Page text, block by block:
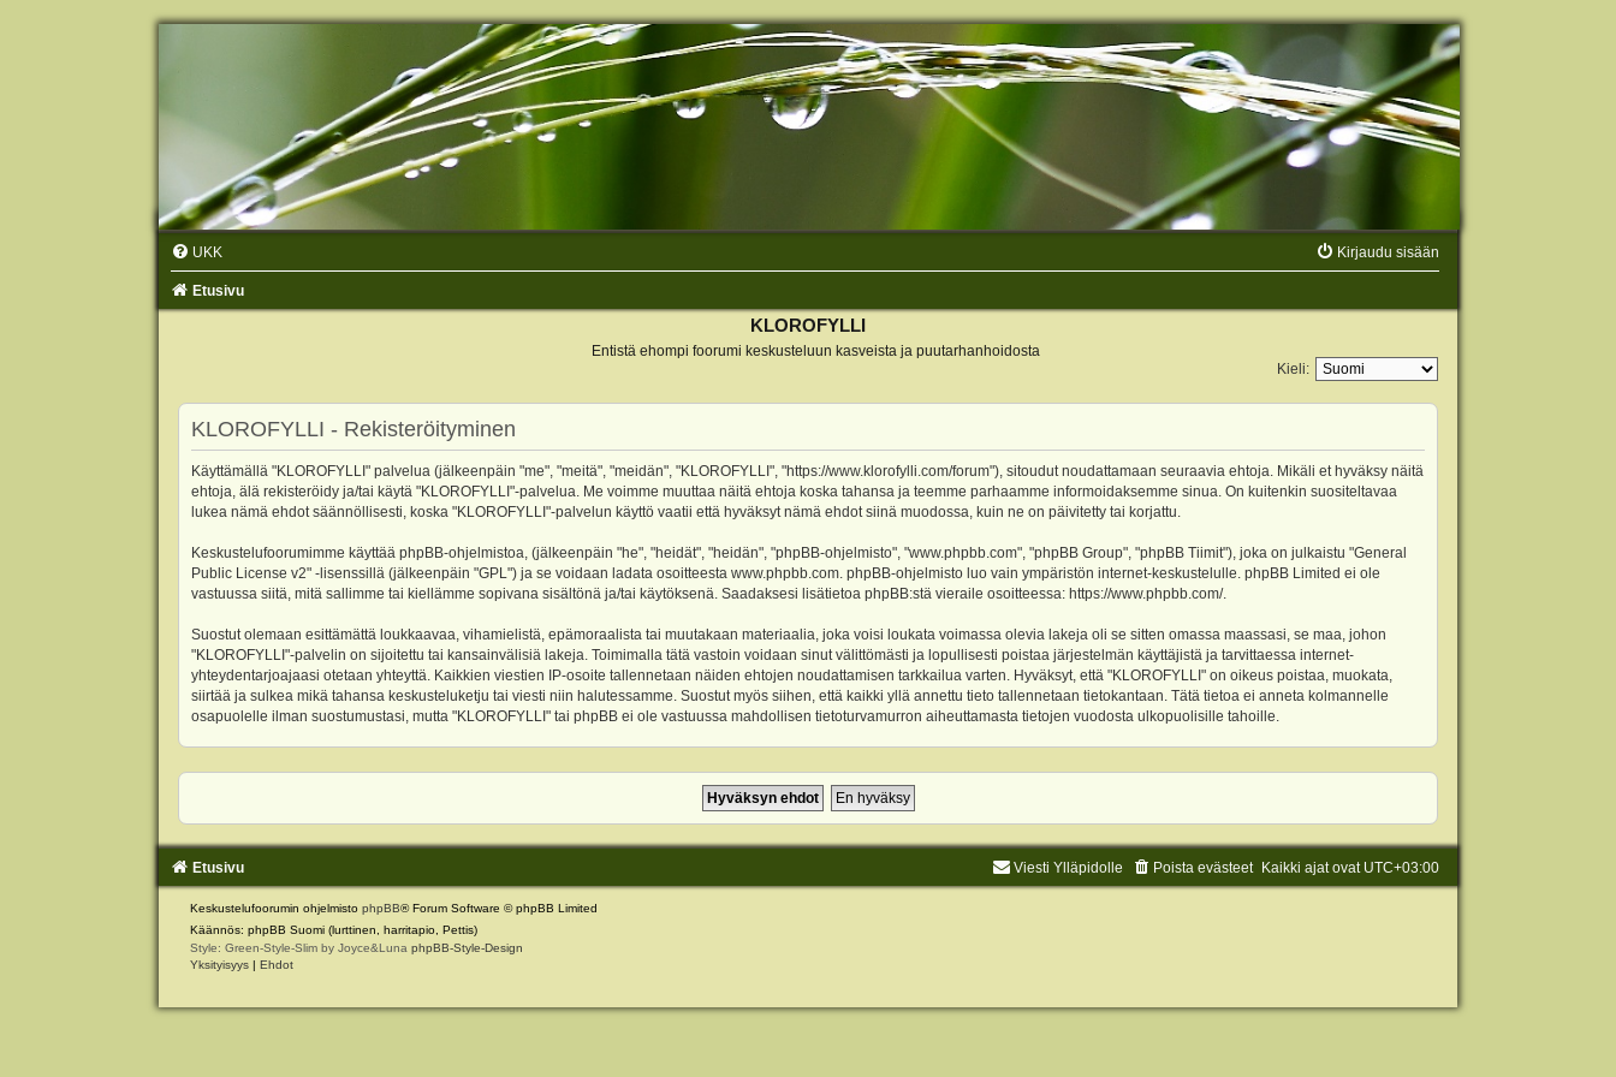
UKK Kirjaudu sisään
Etusivu
KLOROFYLLI
Entistä ehompi foorumi keskusteluun kasveista ja puutarhanhoidosta
Kieli:
KLOROFYLLI - Rekisteröityminen
Käyttämällä "KLOROFYLLI" palvelua (jälkeenpäin "me", "meitä", "meidän", "KLOROFYLLI", "https://www.klorofylli.com/forum"), sitoudut noudattamaan seuraavia ehtoja. Mikäli et hyväksy näitä
ehtoja, älä rekisteröidy ja/tai käytä "KLOROFYLLI"-palvelua. Me voimme muuttaa näitä ehtoja koska tahansa ja teemme parhaamme informoidaksemme sinua. On kuitenkin suositeltavaa
lukea nämä ehdot säännöllisesti, koska "KLOROFYLLI"-palvelun käyttö vaatii että hyväksyt nämä ehdot siinä muodossa, kuin ne on päivitetty tai korjattu.
Keskustelufoorumimme käyttää phpBB-ohjelmistoa, (jälkeenpäin "he", "heidät", "heidän", "phpBB-ohjelmisto", "www.phpbb.com", "phpBB Group", "phpBB Tiimit"), joka on julkaistu "General
Public License v2" -lisenssillä (jälkeenpäin "GPL") ja se voidaan ladata osoitteesta www.phpbb.com. phpBB-ohjelmisto luo vain ympäristön internet-keskustelulle. phpBB Limited ei ole
vastuussa siitä, mitä sallimme tai kiellämme sopivana sisältönä ja/tai käytöksenä. Saadaksesi lisätietoa phpBB:stä vieraile osoitteessa: https://www.phpbb.com/.
Suostut olemaan esittämättä loukkaavaa, vihamielistä, epämoraalista tai muutakaan materiaalia, joka voisi loukata voimassa olevia lakeja oli se sitten omassa maassasi, se maa, johon
"KLOROFYLLI"-palvelin on sijoitettu tai kansainvälisiä lakeja. Toimimalla tätä vastoin voidaan sinut välittömästi ja lopullisesti poistaa järjestelmän käyttäjistä ja tarvittaessa internet-
yhteydentarjoajaasi otetaan yhteyttä. Kaikkien viestien IP-osoite tallennetaan näiden ehtojen noudattamisen tarkkailua varten. Hyväksyt, että "KLOROFYLLI" on oikeus poistaa, muokata,
siirtää ja sulkea mikä tahansa keskusteluketju tai viesti niin halutessamme. Suostut myös siihen, että kaikki yllä annettu tieto tallennetaan tietokantaan. Tätä tietoa ei anneta kolmannelle
osapuolelle ilman suostumustasi, mutta "KLOROFYLLI" tai phpBB ei ole vastuussa mahdollisen tietoturvamurron aiheuttamasta tietojen vuodosta ulkopuolisille tahoille.
Etusivu Kaikki ajat ovat UTC+03:00
Poista evästeet
Viesti Ylläpidolle
Keskustelufoorumin ohjelmisto phpBB® Forum Software © phpBB Limited
Käännös: phpBB Suomi (lurttinen, harritapio, Pettis)
Style: Green-Style-Slim by Joyce&Luna phpBB-Style-Design
Yksityisyys | Ehdot